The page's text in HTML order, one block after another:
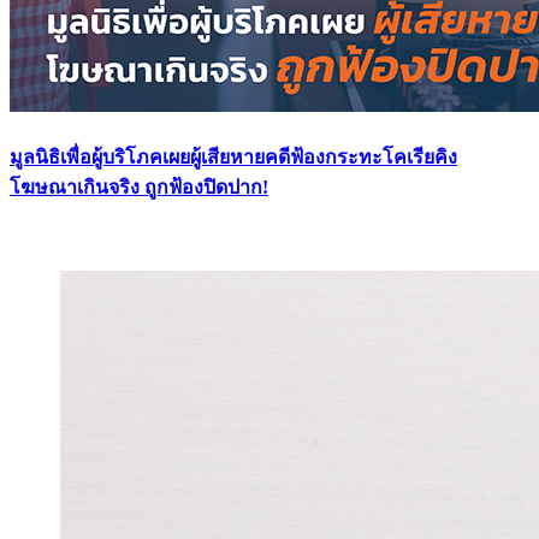
มูลนิธิเพื่อผู้บริโภคเผยผู้เสียหายคดีฟ้องกระทะโคเรียคิง
โฆษณาเกินจริง ถูกฟ้องปิดปาก!